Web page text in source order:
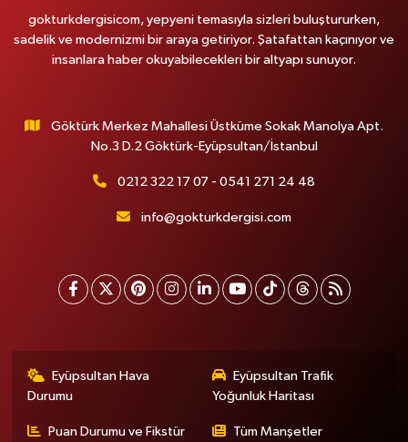
gokturkdergisicom, yepyeni temasıyla sizleri buluştururken,
sadelik ve modernizmi bir araya getiriyor. Şatafattan kaçınıyor ve
insanlara haber okuyabilecekleri bir altyapı sunuyor.
Göktürk Merkez Mahallesi Üstküme Sokak Manolya Apt.
No.3 D.2 Göktürk-Eyüpsultan/İstanbul
0212 322 17 07 - 0541 271 24 48
info@gokturkdergisi.com
Eyüpsultan Hava
Durumu
Eyüpsultan Trafik
Yoğunluk Haritası
Puan Durumu ve Fikstür Tüm Manşetler